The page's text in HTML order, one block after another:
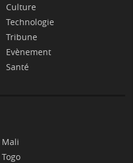
Culture
Technologie
Tribune
Evènement
Santé
Mali
Togo